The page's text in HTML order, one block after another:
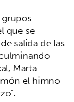
que se
salida de las
Marta
el himno